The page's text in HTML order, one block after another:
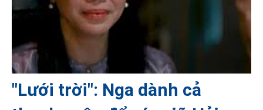
"Lưới trời": Nga dành cả